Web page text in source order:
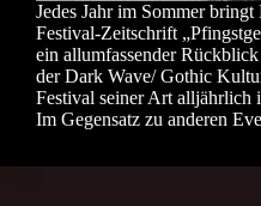
Jedes Jahr im Sommer
Festival-Zeitschrift
ein allumfassender
der Dark Wave/ Gothic
Festival seiner Art alljährlich
Im Gegensatz zu anderen